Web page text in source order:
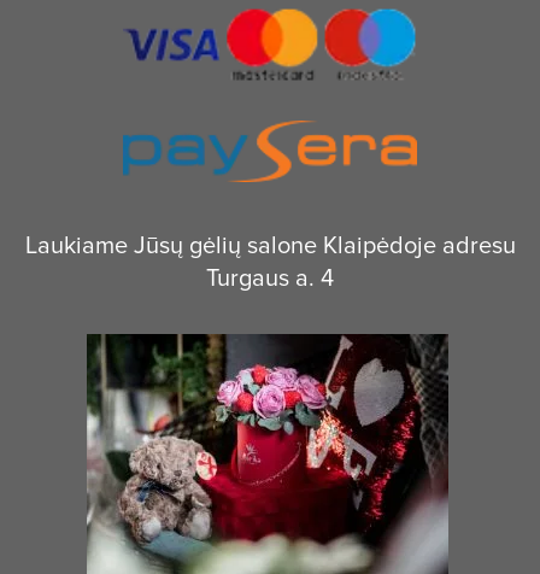
Laukiame Jūsų gėlių salone Klaipėdoje adresu
Turgaus a. 4